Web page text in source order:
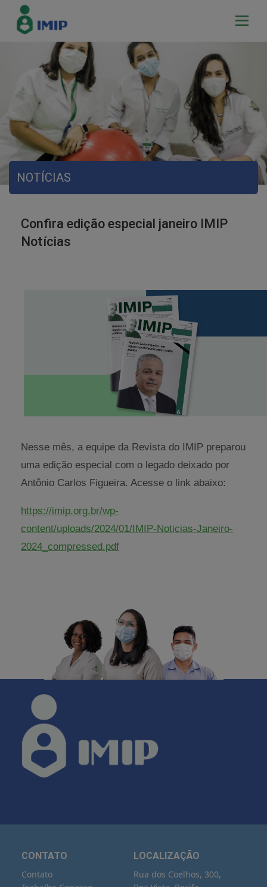
NOTÍCIAS
Confira edição especial janeiro IMIP
Notícias
Nesse mês, a equipe da Revista do IMIP preparou
uma edição especial com o legado deixado por
Antônio Carlos Figueira. Acesse o link abaixo:
https://imip.org.br/wp-
content/uploads/2024/01/IMIP-Noticias-Janeiro-
2024_compressed.pdf
CONTATO
Contato
LOCALIZAÇÃO
Rua dos Coelhos, 300,